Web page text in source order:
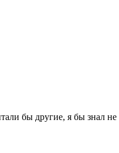
бы другие, я бы знал